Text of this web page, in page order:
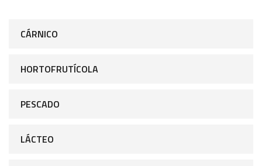
CÁRNICO
HORTOFRUTÍCOLA
PESCADO
LÁCTEO